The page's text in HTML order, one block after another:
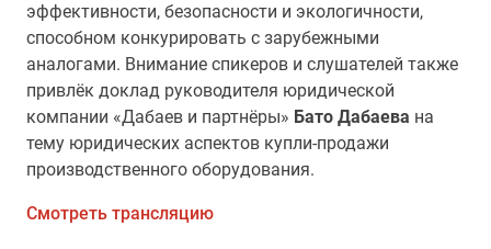
эффективности, безопасности и экологичности,
способном конкурировать с зарубежными
аналогами. Внимание спикеров и слушателей также
привлёк доклад руководителя юридической
компании «Дабаев и партнёры» Бато Дабаева на
тему юридических аспектов купли-продажи
производственного оборудования.
Смотреть трансляцию